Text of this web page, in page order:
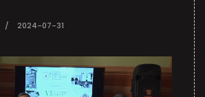
2024-07-31